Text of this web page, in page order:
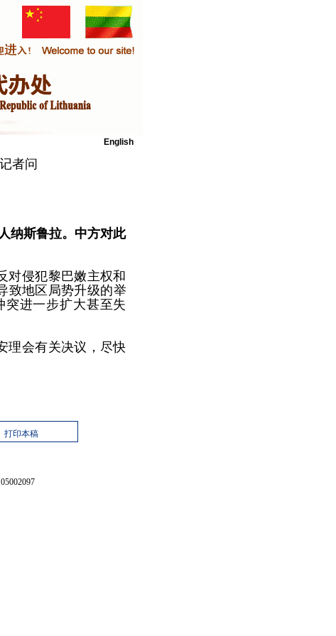
English
者问
纳斯鲁拉。中方对此
对侵犯黎巴嫩主权和
致地区局势升级的举
进一步扩大甚至失
理会有关决议，尽快
打印本稿